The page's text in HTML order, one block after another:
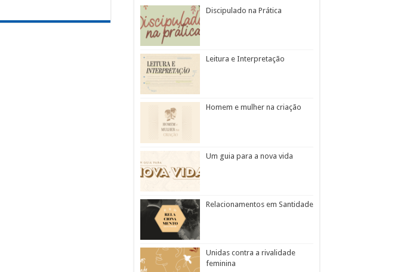
Discipulado na Prática
Leitura e Interpretação
Homem e mulher na criação
Um guia para a nova vida
Relacionamentos em Santidade
Unidas contra a rivalidade
feminina